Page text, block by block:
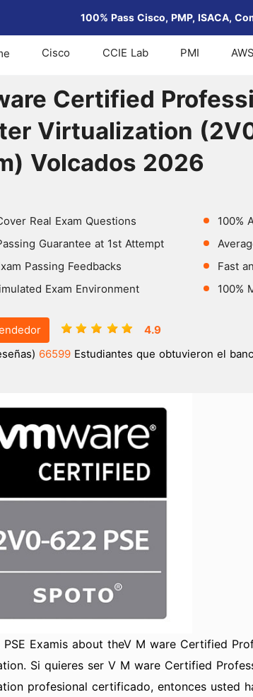
100% Pass Cisco, PMP, ISACA,
Cisco CCIE Lab PMI AWS
VMware > VMware Certified Professional
Certified
Virtualization
Volcados 2026
Real Exam Questions
Guarantee at 1st Attempt
Passing Feedbacks
Exam Environment
100%
Fast
100%
4.9
66599 Estudiantes que obtuvieron el
Examis about theV M ware Certified
Si quieres ser V M ware Certified
profesional certificado, entonces usted